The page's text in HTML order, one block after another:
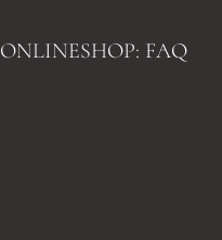
ONLINESHOP: FAQ